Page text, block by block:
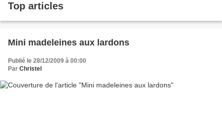
Top articles
Mini madeleines aux lardons
Publié le 28/12/2009 à 00:00
Par Christel